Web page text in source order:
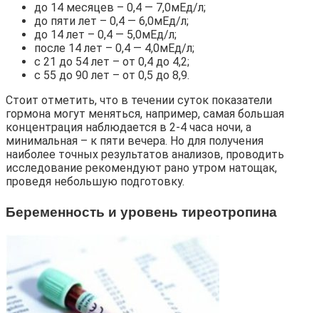
до 14 месяцев – 0,4 — 7,0мЕд/л;
до пяти лет – 0,4 — 6,0мЕд/л;
до 14 лет – 0,4 — 5,0мЕд/л;
после 14 лет – 0,4 — 4,0мЕд/л;
с 21 до 54 лет – от 0,4 до 4,2;
с 55 до 90 лет – от 0,5 до 8,9.
Стоит отметить, что в течении суток показатели
гормона могут меняться, например, самая большая
концентрация наблюдается в 2-4 часа ночи, а
минимальная – к пяти вечера. Но для получения
наиболее точных результатов анализов, проводить
исследование рекомендуют рано утром натощак,
проведя небольшую подготовку.
Беременность и уровень тиреотропина